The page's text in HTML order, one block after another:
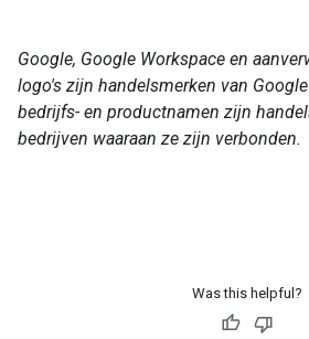
Google, Google Workspace en
logo's zijn handelsmerken van
bedrijfs- en productnamen zijn
bedrijven waaraan ze zijn verbonden.
Was this helpful?